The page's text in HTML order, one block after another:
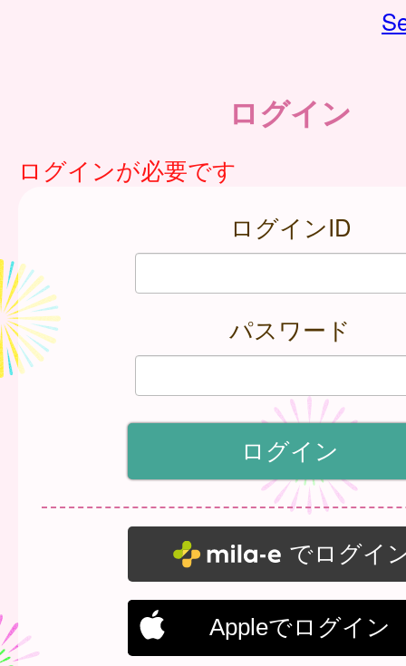
ログイン
ログインが必要です
ログインID
パスワード
でログイ
Appleでログイン